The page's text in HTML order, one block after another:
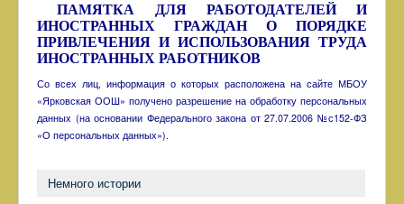
ПАМЯТКА ДЛЯ РАБОТОДАТЕЛЕЙ И
ИНОСТРАННЫХ ГРАЖДАН О ПОРЯДКЕ
ПРИВЛЕЧЕНИЯ И ИСПОЛЬЗОВАНИЯ ТРУДА
ИНОСТРАННЫХ РАБОТНИКОВ
Со всех лиц, информация о которых расположена на сайте МБОУ
«Ярковская ООШ» получено разрешение на обработку персональных
данных (на основании Федерального закона от 27.07.2006 №с152-ФЗ
«О персональных данных»).
Немного истории